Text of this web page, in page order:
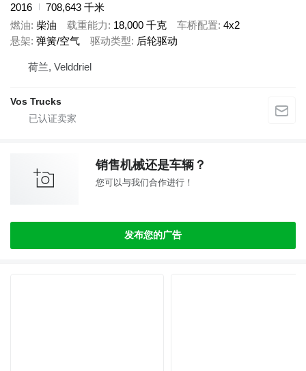
2016
708,643 千米
燃油 柴油 载重能力 18,000 千克 车桥配置 4x2
悬架 弹簧/空气 驱动类型 后轮驱动
荷兰, Velddriel
Vos Trucks
销售机械还是车辆？
您可以与我们合作进行！
发布您的广告